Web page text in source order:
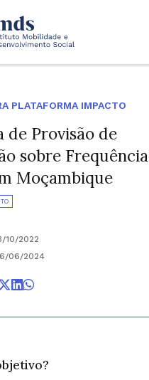
PLATAFORMA IMPACTO
de Provisão de
sobre Frequência
Moçambique
10/2022
06/2024